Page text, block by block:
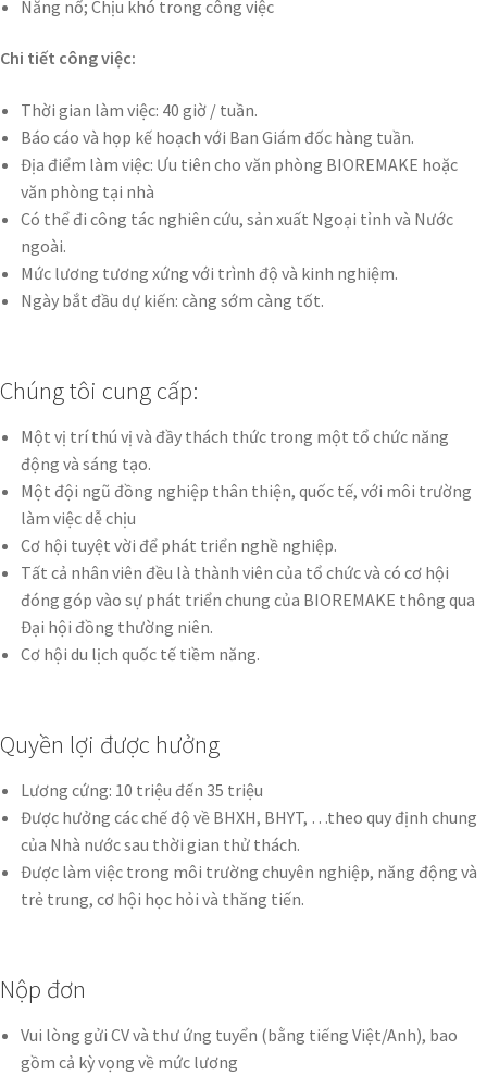
Năng nổ; Chịu khó trong công việc
Chi tiết công việc:
Thời gian làm việc: 40 giờ / tuần.
Báo cáo và họp kế hoạch với Ban Giám đốc hàng tuần.
Địa điểm làm việc: Ưu tiên cho văn phòng BIOREMAKE hoặc
văn phòng tại nhà
Có thể đi công tác nghiên cứu, sản xuất Ngoại tỉnh và Nước
ngoài.
Mức lương tương xứng với trình độ và kinh nghiệm.
Ngày bắt đầu dự kiến: càng sớm càng tốt.
Chúng tôi cung cấp:
Một vị trí thú vị và đầy thách thức trong một tổ chức năng
động và sáng tạo.
Một đội ngũ đồng nghiệp thân thiện, quốc tế, với môi trường
làm việc dễ chịu
Cơ hội tuyệt vời để phát triển nghề nghiệp.
Tất cả nhân viên đều là thành viên của tổ chức và có cơ hội
đóng góp vào sự phát triển chung của BIOREMAKE thông qua
Đại hội đồng thường niên.
Cơ hội du lịch quốc tế tiềm năng.
Quyền lợi được hưởng
Lương cứng: 10 triệu đến 35 triệu
Được hưởng các chế độ về BHXH, BHYT, …theo quy định chung
của Nhà nước sau thời gian thử thách.
Được làm việc trong môi trường chuyên nghiệp, năng động và
trẻ trung, cơ hội học hỏi và thăng tiến.
Nộp đơn
Vui lòng gửi CV và thư ứng tuyển (bằng tiếng Việt/Anh), bao
gồm cả kỳ vọng về mức lương